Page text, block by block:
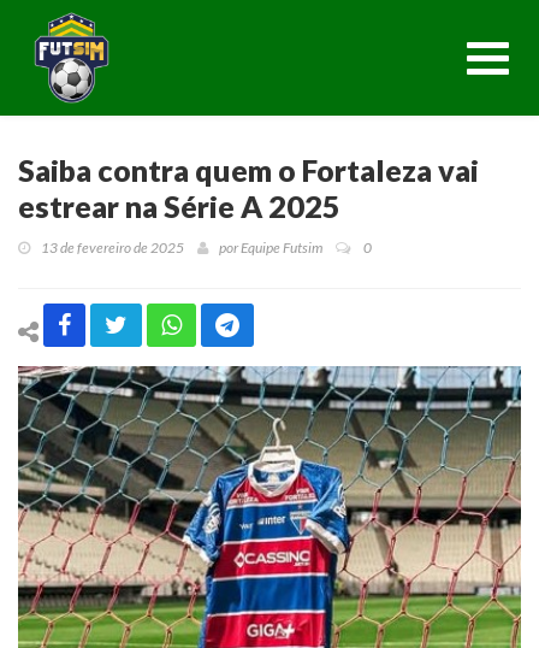
Saiba contra quem o Fortaleza vai
estrear na Série A 2025
13 de fevereiro de 2025 por Equipe Futsim 0